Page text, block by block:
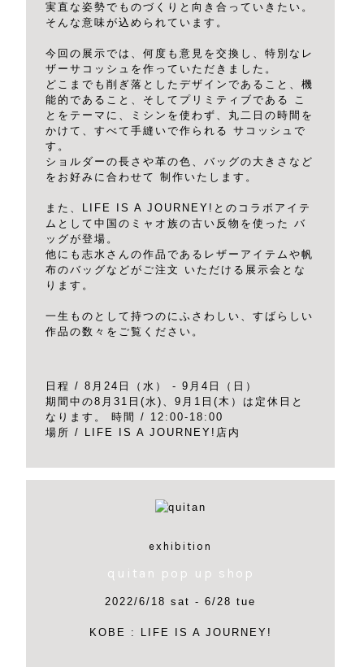
実直な姿勢でものづくりと向き合っていきたい。
そんな意味が込められています。
今回の展示では、何度も意見を交換し、特別なレ
ザーサコッシュを作っていただきました。
どこまでも削ぎ落としたデザインであること、機
能的であること、そしてプリミティブである こ
とをテーマに、ミシンを使わず、丸二日の時間を
かけて、すべて手縫いで作られる サコッシュで
す。
ショルダーの長さや革の色、バッグの大きさなど
をお好みに合わせて 制作いたします。
また、LIFE IS A JOURNEY!とのコラボアイテ
ムとして中国のミャオ族の古い反物を使った バ
ッグが登場。
他にも志水さんの作品であるレザーアイテムや帆
布のバッグなどがご注文 いただける展示会とな
ります。
一生ものとして持つのにふさわしい、すばらしい
作品の数々をご覧ください。
日程 / 8月24日（水） - 9月4日（日）
期間中の8月31日(水)、9月1日(木）は定休日と
なります。 時間 / 12:00-18:00
場所 / LIFE IS A JOURNEY!店内
exhibition
quitan pop up shop
2022/6/18 sat - 6/28 tue
KOBE : LIFE IS A JOURNEY!